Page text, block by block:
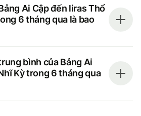
Ai Cập đến liras Thổ
6 tháng qua là bao
bình của Bảng Ai
Kỳ trong 6 tháng qua